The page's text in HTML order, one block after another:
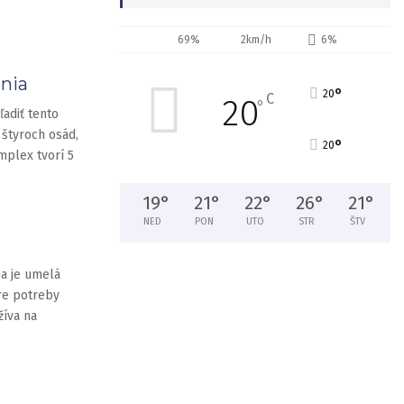
tento
osád,
tvorí 5
je umelá
potreby
na
69% 2km/h 6%
20° C 20°
20°
19°
NED
21°
PON
22°
UTO
26°
STR
21°
ŠTV